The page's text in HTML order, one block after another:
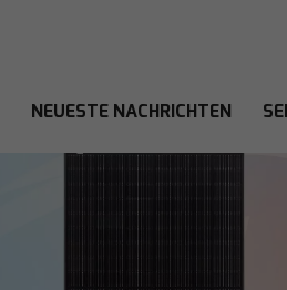
NEUESTE NACHRICHTEN